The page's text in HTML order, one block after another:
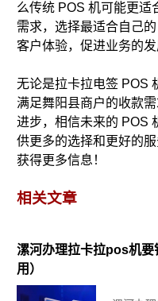
么传统 POS 机可能更适
需求，选择最适合自己
客户体验，促进业务的发
无论是拉卡拉电签 POS
满足舞阳县商户的收款
进步，相信未来的 POS
供更多的选择和更好的服
获得更多信息！
相关文章
漯河办理拉卡拉pos机
用）